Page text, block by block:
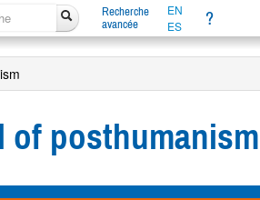
Recherche
avancée
EN
ES
?
posthumanism